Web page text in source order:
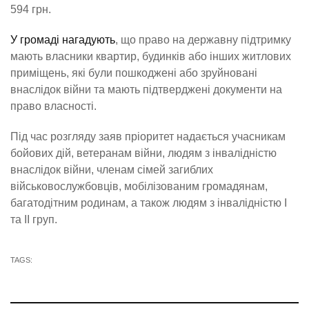
594 грн.
У громаді нагадують, що право на державну підтримку
мають власники квартир, будинків або інших житлових
приміщень, які були пошкоджені або зруйновані
внаслідок війни та мають підтверджені документи на
право власності.
Під час розгляду заяв пріоритет надається учасникам
бойових дій, ветеранам війни, людям з інвалідністю
внаслідок війни, членам сімей загиблих
військовослужбовців, мобілізованим громадянам,
багатодітним родинам, а також людям з інвалідністю І
та ІІ груп.
TAGS: